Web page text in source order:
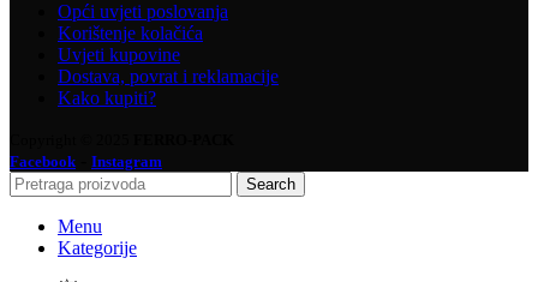
Opći uvjeti poslovanja
Korištenje kolačića
Uvjeti kupovine
Dostava, povrat i reklamacije
Kako kupiti?
Facebook
Instagram
Search
Menu
Kategorije